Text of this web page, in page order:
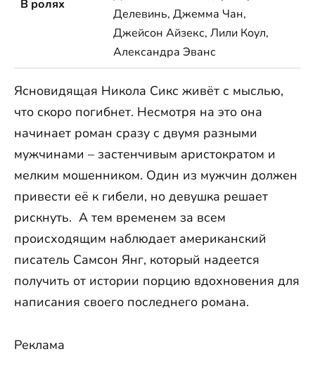
В ролях
Делевинь, Джемма Чан,
Джейсон Айзекс, Лили Коул,
Александра Эванс
Ясновидящая Никола Сикс живёт с мыслью,
что скоро погибнет. Несмотря на это она
начинает роман сразу с двумя разными
мужчинами – застенчивым аристократом и
мелким мошенником. Один из мужчин должен
привести её к гибели, но девушка решает
рискнуть. А тем временем за всем
происходящим наблюдает американский
писатель Самсон Янг, который надеется
получить от истории порцию вдохновения для
написания своего последнего романа.
Реклама